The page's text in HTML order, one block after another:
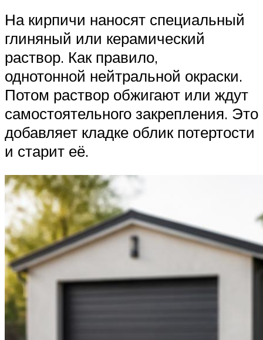
На кирпичи наносят специальный
глиняный или керамический
раствор. Как правило,
однотонной нейтральной окраски.
Потом раствор обжигают или ждут
самостоятельного закрепления. Это
добавляет кладке облик потертости
и старит её.